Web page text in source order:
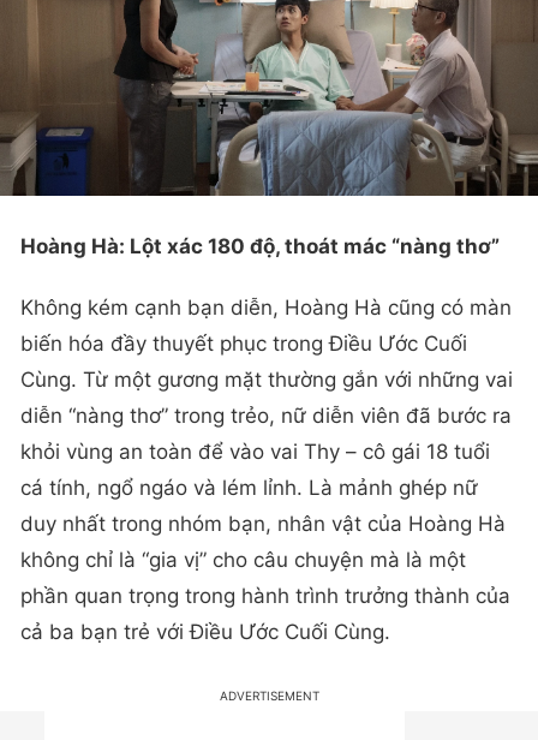
Hoàng Hà: Lột xác 180 độ, thoát mác “nàng thơ”
Không kém cạnh bạn diễn, Hoàng Hà cũng có màn
biến hóa đầy thuyết phục trong Điều Ước Cuối
Cùng. Từ một gương mặt thường gắn với những vai
diễn “nàng thơ” trong trẻo, nữ diễn viên đã bước ra
khỏi vùng an toàn để vào vai Thy – cô gái 18 tuổi
cá tính, ngổ ngáo và lém lỉnh. Là mảnh ghép nữ
duy nhất trong nhóm bạn, nhân vật của Hoàng Hà
không chỉ là “gia vị” cho câu chuyện mà là một
phần quan trọng trong hành trình trưởng thành của
cả ba bạn trẻ với Điều Ước Cuối Cùng.